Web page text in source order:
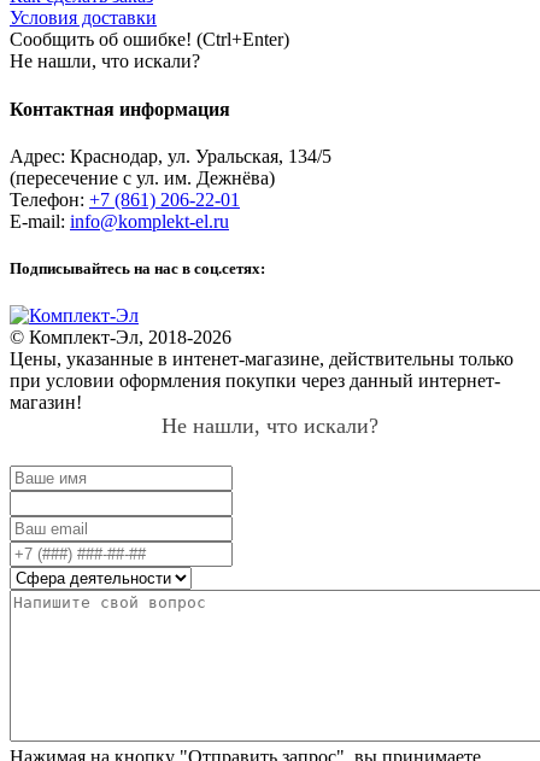
Условия доставки
Сообщить об ошибке! (Ctrl+Enter)
Не нашли, что искали?
Контактная информация
Адрес: Краснодар, ул. Уральская, 134/5
(пересечение с ул. им. Дежнёва)
Телефон: +7 (861) 206-22-01
E-mail: info@komplekt-el.ru
Подписывайтесь на нас в соц.сетях:
© Комплект-Эл, 2018-2026
Цены, указанные в интенет-магазине, действительны только
при условии оформления покупки через данный интернет-
магазин!
Не нашли, что искали?